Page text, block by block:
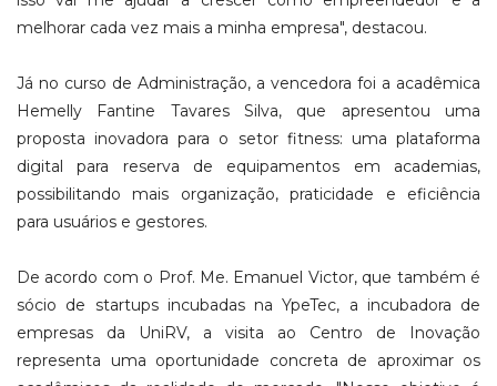
melhorar cada vez mais a minha empresa", destacou.
Já no curso de Administração, a vencedora foi a acadêmica
Hemelly Fantine Tavares Silva, que apresentou uma
proposta inovadora para o setor fitness: uma plataforma
digital para reserva de equipamentos em academias,
possibilitando mais organização, praticidade e eficiência
para usuários e gestores.
De acordo com o Prof. Me. Emanuel Victor, que também é
sócio de startups incubadas na YpeTec, a incubadora de
empresas da UniRV, a visita ao Centro de Inovação
representa uma oportunidade concreta de aproximar os